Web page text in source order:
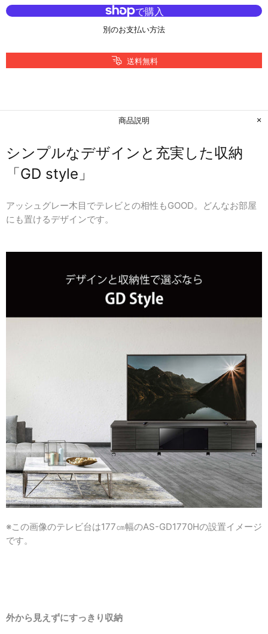
別のお支払い方法
送料無料
商品説明
シンプルなデザインと充実した収納
「GD style」
アッシュグレー木目でテレビとの相性もGOOD。どんなお部屋
にも置けるデザインです。
※この画像のテレビ台は177㎝幅のAS-GD1770Hの設置イメージ
です。
外から見えずにすっきり収納